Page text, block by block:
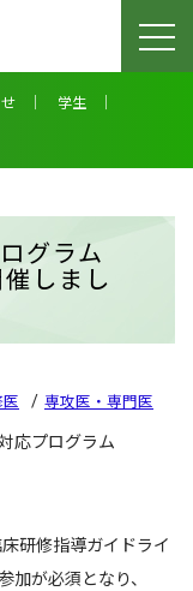
学生
グラム
しまし
医 専攻医・専門医
応プログラム
研修指導ガイドライ
加が必須となり、